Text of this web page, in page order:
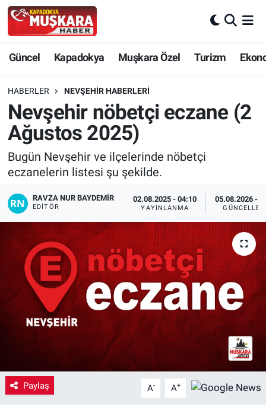
Güncel Kapadokya Muşkara Özel Turizm
HABERLER NEVŞEHIR HABERLERI
Nevşehir nöbetçi eczane (2
Ağustos 2025)
Bugün Nevşehir ve ilçelerinde nöbetçi
eczanelerin listesi şu şekilde.
RAVZA NUR BAYDEMIR
EDITÖR
02.08.2025 - 04:10
YAYINLANMA
05.08.2026 -
Paylaş A- A+
Güncel
SEÇİM
Muşkara Özel
Ekonomi
Kapadokya
Turizm
Kültür - Sanat
Yaşam
VEFATLAR
Nevşehir Hava Durumu
Nevşehir Trafik Yoğunluk Haritası
Süper Lig Puan Durumu ve Fikstür
Tüm Manşetler
Son Dakika Haberleri
Haber Arşivi